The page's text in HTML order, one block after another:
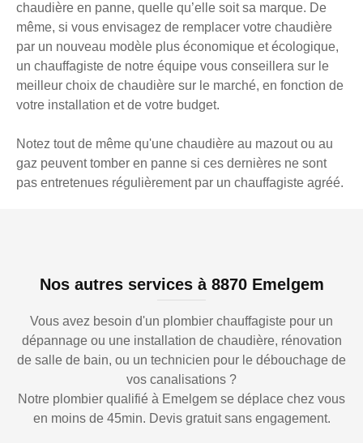
chaudière en panne, quelle qu’elle soit sa marque. De
même, si vous envisagez de remplacer votre chaudière
par un nouveau modèle plus économique et écologique,
un chauffagiste de notre équipe vous conseillera sur le
meilleur choix de chaudière sur le marché, en fonction de
votre installation et de votre budget.
Notez tout de même qu'une chaudière au mazout ou au
gaz peuvent tomber en panne si ces dernières ne sont
pas entretenues régulièrement par un chauffagiste agréé.
Nos autres services à 8870 Emelgem
Vous avez besoin d'un plombier chauffagiste pour un
dépannage ou une installation de chaudière, rénovation
de salle de bain, ou un technicien pour le débouchage de
vos canalisations ?
Notre plombier qualifié à Emelgem se déplace chez vous
en moins de 45min. Devis gratuit sans engagement.